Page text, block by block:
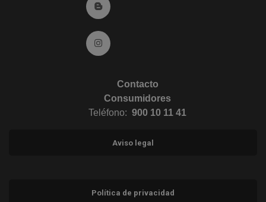
Ir al Blog (abre en ventana nueva)
Ir a Instagram (abre en ventana nueva)
Contacto
Consumidores
Teléfono: 900 10 11 41
Aviso legal
Política de privacidad